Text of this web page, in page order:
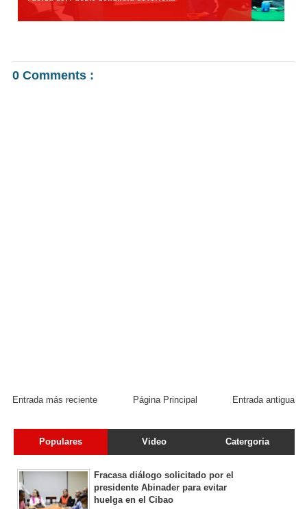
0 Comments :
Entrada más reciente Entrada antigua
Página Principal
Populares Video Catergoria
Fracasa diálogo solicitado por el
presidente Abinader para evitar
huelga en el Cibao